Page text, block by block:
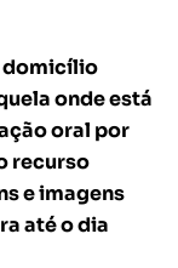
domicílio
onde está
oral por
recurso
e imagens
até o dia